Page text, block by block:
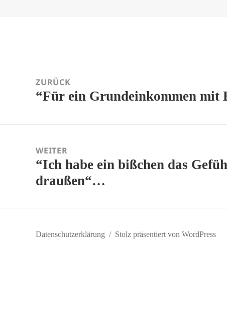
NavigationZURÜCK
Vorheriger
“Für ein Grundeinkommen mit
WEITER
Nächster
Beitrag:
“Ich habe ein bißchen das
draußen“…
Datenschutzerklärung Stolz präsentiert von WordPress